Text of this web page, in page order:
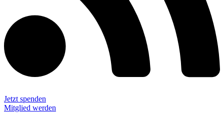
Jetzt spenden
Mitglied werden